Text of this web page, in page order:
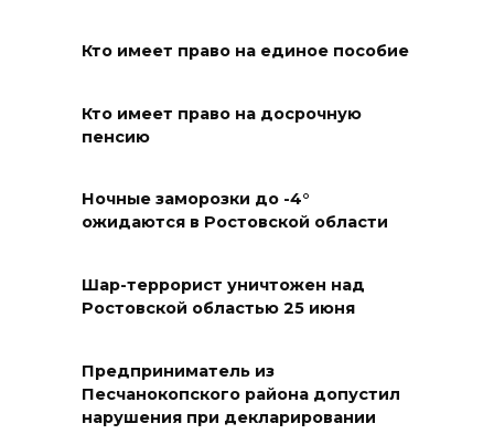
медицинской помощи с
экспертов
В Новочеркасске построят
Платовский
Это стало нашей традицией:
ростовчане установили
Кто имеет право на единое пособие
Кто имеет право на досрочную
пенсию
Ночные заморозки до -4°
ожидаются в Ростовской области
Шар-террорист уничтожен над
Ростовской областью 25 июня
Предприниматель из
Песчанокопского района допустил
нарушения при декларировании